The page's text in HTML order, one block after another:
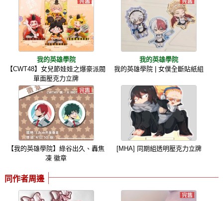
我的英雄學院
【CWT48】女兒節娃娃之爆豪派閥
單面壓克力立牌
我的英雄學院
我的英雄學院 | 女僕全斷貼紙組
【我的英雄學院】綠谷出久、轟焦
凍 徽章
[MHA] 同期組透明壓克力立牌
同作者周邊